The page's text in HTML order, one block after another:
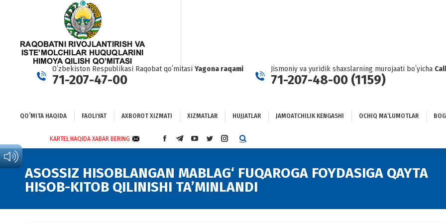
Oʻzbekiston Respublikasi Raqobat qoʻmitasi Yagona raqami
71-207-47-00
Jismoniy va yuridik shaxslarning murojaati boʻyicha
71-207-48-00 (1159)
QOʻMITA HAQIDA FAOLIYAT AXBOROT XIZMATI XIZMATLAR HUJJATLAR JAMOATCHILIK KENGASHI OCHIQ MAʼLUMOTLAR
KARTEL HAQIDA XABAR BERING
FACEBOOK
IN
NEW
WINDOW
TELEGRAM
IN
NEW
WINDOW
YOUTUBE
IN
NEW
WINDOW
TWITTER
IN
NEW
WINDOW
INSTAGRAM
IN
NEW
WINDOW
ASOSSIZ HISOBLANGAN MABLAG‘ FUQAROGA FOYDASIGA QAYTA
HISOB-KITOB QILINISHI TA’MINLANDI
QOʻMITA HAQIDA FAOLIYAT